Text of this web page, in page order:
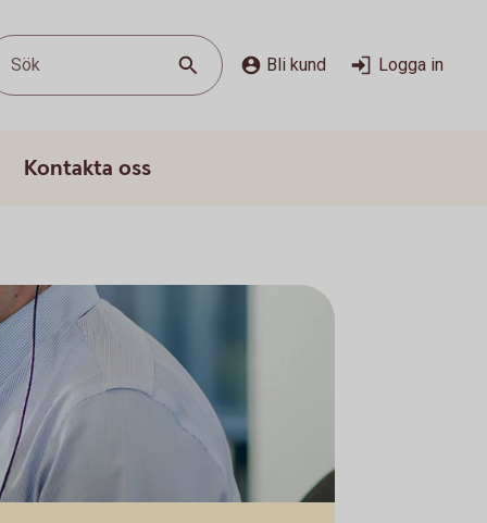
Sök Bli kund Logga in
Kontakta oss